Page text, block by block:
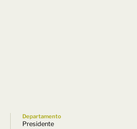
Departamento
Presidente